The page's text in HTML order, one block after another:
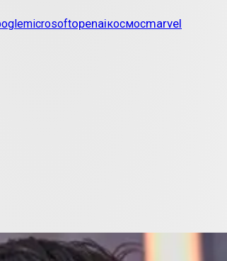
microsoftopenaiкосмосmarvel